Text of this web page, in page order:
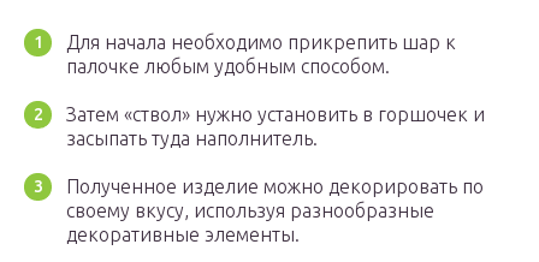
Для начала необходимо прикрепить шар к
палочке любым удобным способом.
Затем «ствол» нужно установить в горшочек и
засыпать туда наполнитель.
Полученное изделие можно декорировать по
своему вкусу, используя разнообразные
декоративные элементы.